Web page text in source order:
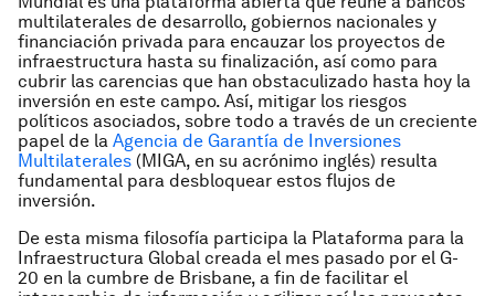
multilaterales de desarrollo, gobiernos nacionales y
financiación privada para encauzar los proyectos de
infraestructura hasta su finalización, así como para
cubrir las carencias que han obstaculizado hasta hoy la
inversión en este campo. Así, mitigar los riesgos
políticos asociados, sobre todo a través de un creciente
papel de la Agencia de Garantía de Inversiones
Multilaterales (MIGA, en su acrónimo inglés) resulta
fundamental para desbloquear estos flujos de
inversión.
De esta misma filosofía participa la Plataforma para la
Infraestructura Global creada el mes pasado por el G-
20 en la cumbre de Brisbane, a fin de facilitar el